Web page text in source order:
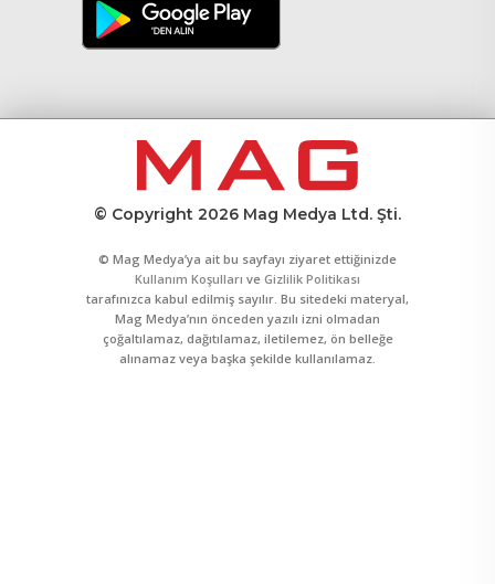
© Copyright 2026 Mag Medya Ltd. Şti.
© Mag Medya’ya ait bu sayfayı ziyaret ettiğinizde
Kullanım Koşulları ve Gizlilik Politikası
tarafınızca kabul edilmiş sayılır. Bu sitedeki materyal,
Mag Medya’nın önceden yazılı izni olmadan
çoğaltılamaz, dağıtılamaz, iletilemez, ön belleğe
alınamaz veya başka şekilde kullanılamaz.